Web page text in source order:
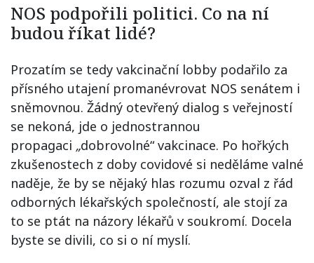
NOS podpořili politici. Co na ní
budou říkat lidé?
Prozatím se tedy vakcinační lobby podařilo za
přísného utajení promanévrovat NOS senátem i
sněmovnou. Žádný otevřený dialog s veřejností
se nekoná, jde o jednostrannou
propagaci „dobrovolné“ vakcinace. Po hořkých
zkušenostech z doby covidové si neděláme valné
naděje, že by se nějaký hlas rozumu ozval z řád
odborných lékařských společností, ale stojí za
to se ptát na názory lékařů v soukromí. Docela
byste se divili, co si o ní myslí.